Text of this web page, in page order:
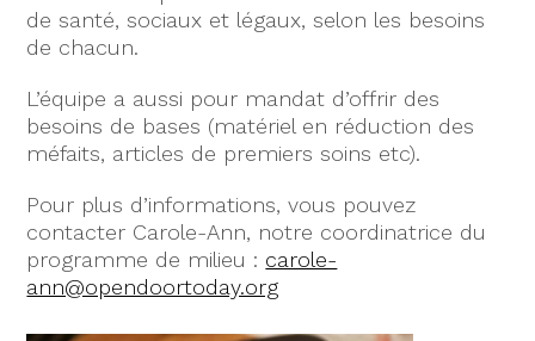
de santé, sociaux et légaux, selon les besoins
de chacun.
L’équipe a aussi pour mandat d’offrir des
besoins de bases (matériel en réduction des
méfaits, articles de premiers soins etc).
Pour plus d’informations, vous pouvez
contacter Carole-Ann, notre coordinatrice du
programme de milieu : carole-
ann@opendoortoday.org